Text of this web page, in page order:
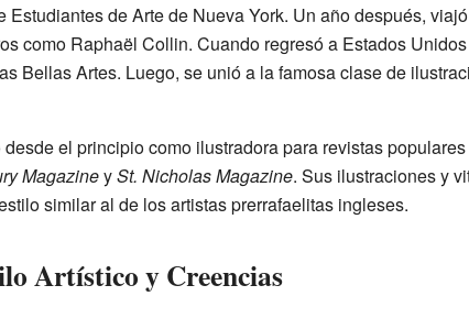
de Arte de Nueva York. Un año después,
como Raphaël Collin. Cuando regresó a Estados
Bellas Artes. Luego, se unió a la famosa clase de
desde el principio como ilustradora para revistas
MagazineySt. Nicholas Magazine. Sus ilustraciones y
similar al de los artistas prerrafaelitas ingleses.
Artístico y Creencias